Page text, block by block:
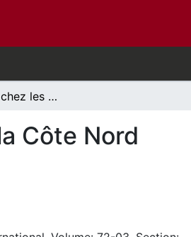
Mythes et rites chez les Montagnais de la Côte Nord
Côte Nord